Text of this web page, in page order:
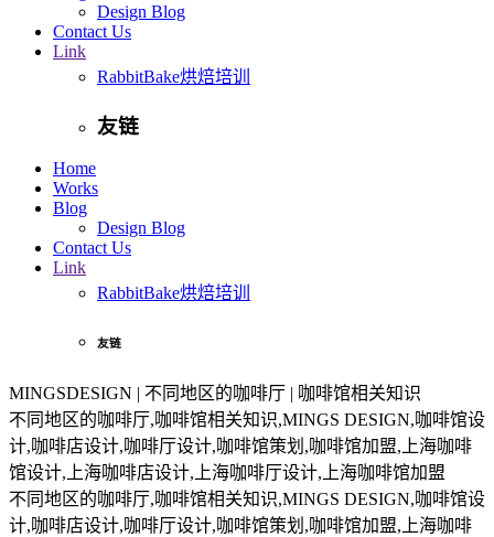
Design Blog
Contact Us
Link
RabbitBake烘焙培训
友链
Home
Works
Blog
Design Blog
Contact Us
Link
RabbitBake烘焙培训
友链
MINGSDESIGN | 不同地区的咖啡厅 | 咖啡馆相关知识
不同地区的咖啡厅,咖啡馆相关知识,MINGS DESIGN,咖啡馆设
计,咖啡店设计,咖啡厅设计,咖啡馆策划,咖啡馆加盟,上海咖啡
馆设计,上海咖啡店设计,上海咖啡厅设计,上海咖啡馆加盟
不同地区的咖啡厅,咖啡馆相关知识,MINGS DESIGN,咖啡馆设
计,咖啡店设计,咖啡厅设计,咖啡馆策划,咖啡馆加盟,上海咖啡